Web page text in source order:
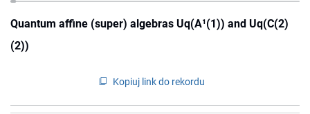
Quantum affine (super) algebras Uq(A¹(1)) and Uq(C(2)
(2))
Kopiuj link do rekordu